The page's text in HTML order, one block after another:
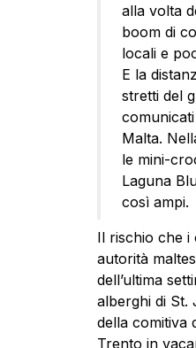
alla volta
boom di
locali e
E la
stretti del
Malta.
le mini-
Laguna
così ampi.
Il rischio che i
autorità
dell’ultima
alberghi di St.
della comitiva
Trento in